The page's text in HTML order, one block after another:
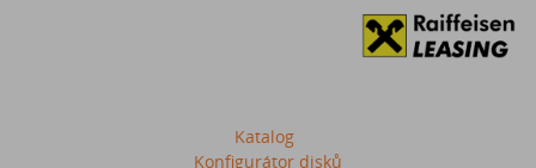
Katalog
Konfigurátor disků